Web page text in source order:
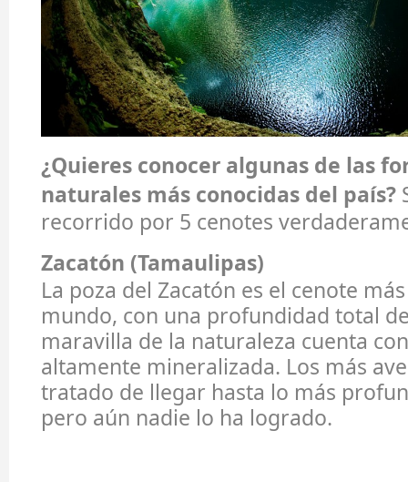
¿Quieres conocer algunas de las
naturales más conocidas del país?
recorrido por 5 cenotes
Zacatón (Tamaulipas)
La poza del Zacatón es el cenote
mundo, con una profundidad total
maravilla de la naturaleza cuenta
altamente mineralizada. Los más
tratado de llegar hasta lo más
pero aún nadie lo ha logrado.